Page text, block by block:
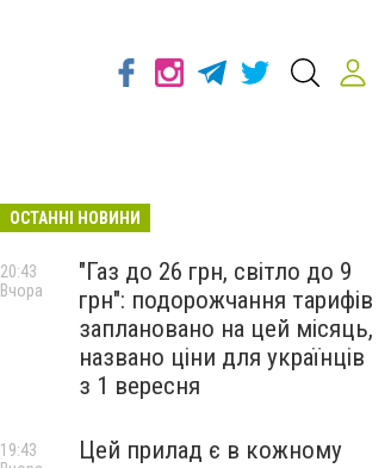
ОСТАННІ НОВИНИ
"Газ до 26 грн, світло до 9
грн": подорожчання тарифів
заплановано на цей місяць,
названо ціни для українців
з 1 вересня
20:43
Вчора
Цей прилад є в кожному
19:43